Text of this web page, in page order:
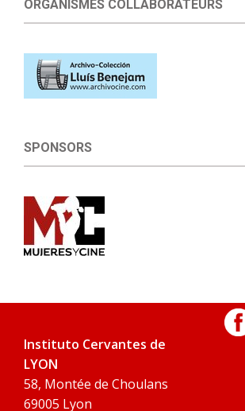
ORGANISMES COLLABORATEURS
SPONSORS
Instituto Cervantes de
LYON
58, Montée de Choulans
69005 Lyon